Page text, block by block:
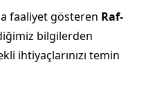
faaliyet gösteren Raf-
bilgilerden
ihtiyaçlarınızı temin